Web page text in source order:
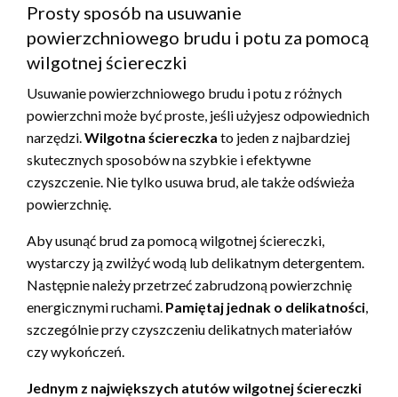
Prosty sposób na usuwanie
powierzchniowego brudu i potu za pomocą
wilgotnej ściereczki
Usuwanie powierzchniowego brudu i potu z różnych
powierzchni może być proste, jeśli użyjesz odpowiednich
narzędzi. Wilgotna ściereczka to jeden z najbardziej
skutecznych sposobów na szybkie i efektywne
czyszczenie. Nie tylko usuwa brud, ale także odświeża
powierzchnię.
Aby usunąć brud za pomocą wilgotnej ściereczki,
wystarczy ją zwilżyć wodą lub delikatnym detergentem.
Następnie należy przetrzeć zabrudzoną powierzchnię
energicznymi ruchami. Pamiętaj jednak o delikatności
szczególnie przy czyszczeniu delikatnych materiałów
czy wykończeń.
Jednym z największych atutów wilgotnej ściereczki